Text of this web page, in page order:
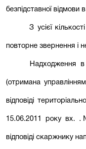
безпідставної відмови
З усієї
повторне звернення і
Надходження в
(отримана
відповіді
15.06.2011 року вх.
відповіді скаржнику